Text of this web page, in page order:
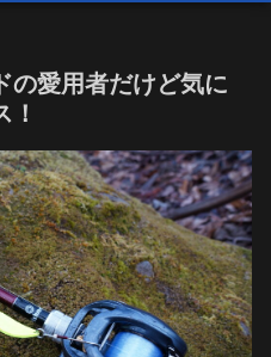
の愛用者だけど気に